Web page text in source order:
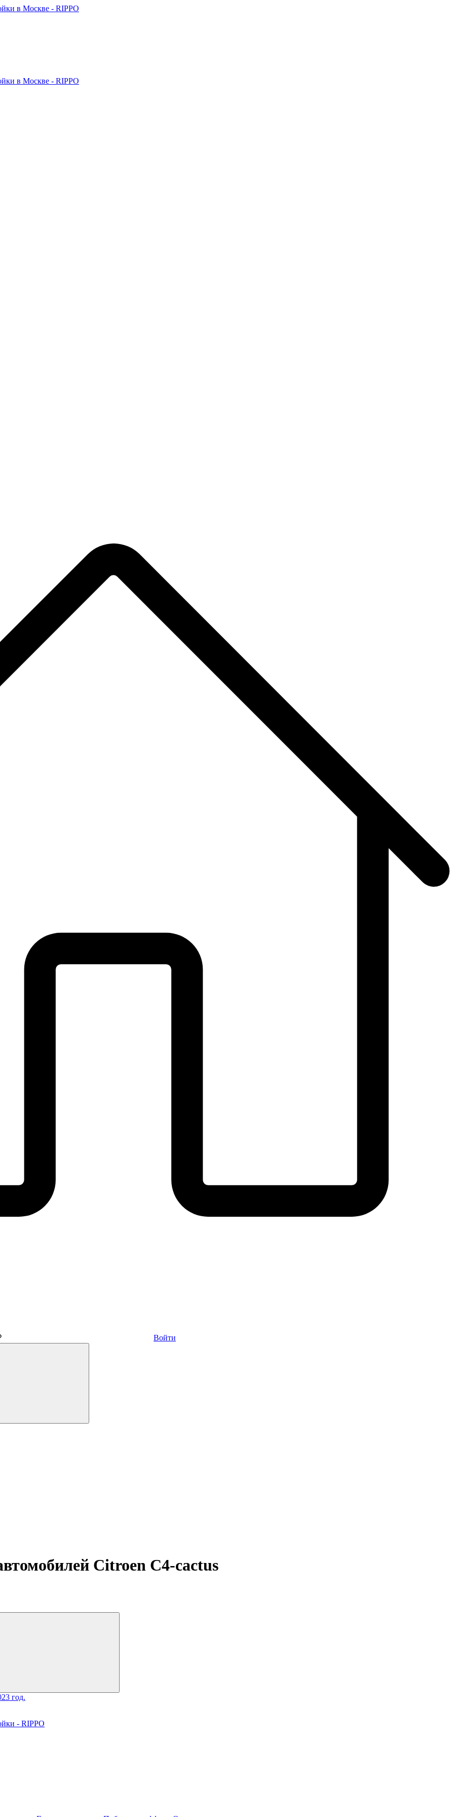
Войти
Citroen C4-cactus